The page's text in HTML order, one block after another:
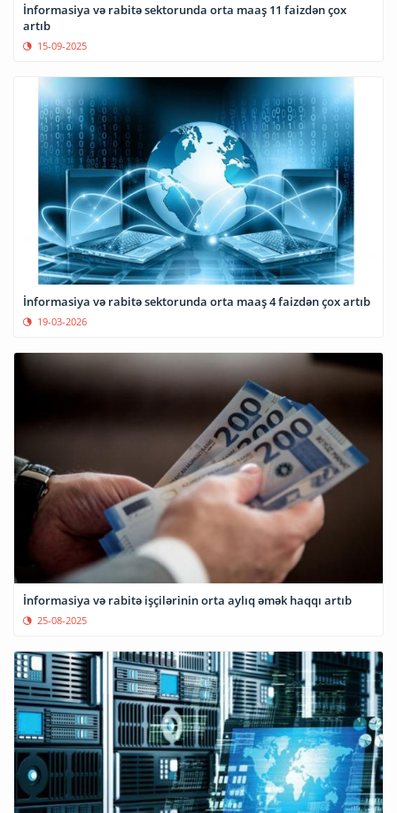
İnformasiya və rabitə sektorunda orta maaş 11 faizdən çox
artıb
15-09-2025
İnformasiya və rabitə sektorunda orta maaş 4 faizdən çox artıb
19-03-2026
İnformasiya və rabitə işçilərinin orta aylıq əmək haqqı artıb
25-08-2025